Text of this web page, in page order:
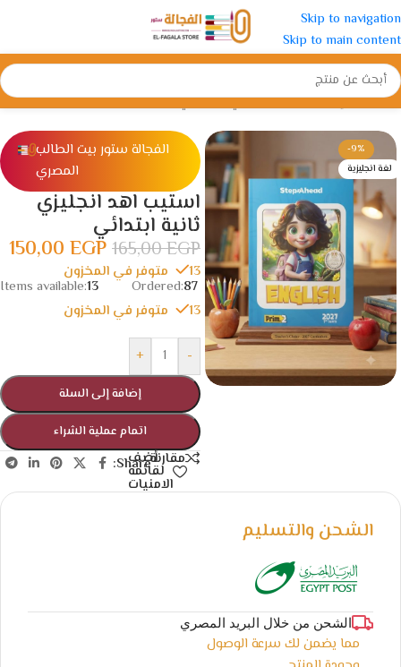
Skip to navigation
Skip to main content
الرئيسية/الإبتدائية/الصف الثاني الأبتدائي
-9%
لغة انجليزية
الفجالة ستور بيت الطالب
المصري
استيب اهد انجليزي
ثانية ابتدائي
165,00EGP
150,00 EGP
13 متوفر في المخزون
Ordered:87
Items available:13
13 متوفر في المخزون
-
+
إضافة إلى السلة
اتمام عملية الشراء
مقارنةأضف
لقائمة
الامنيات
Share:
الشحن والتسليم
الشحن من خلال البريد المصري
مما يضمن لك سرعة الوصول